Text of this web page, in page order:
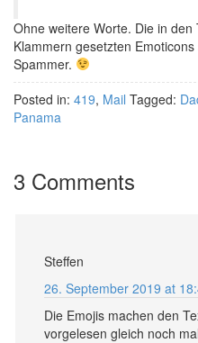
Ohne weitere Worte. Die in
Klammern gesetzten
Spammer.
Posted in: 419, Mail Tagged:
Panama
3 Comments
Steffen
26. September 2019 at
Die Emojis machen den
vorgelesen gleich noch